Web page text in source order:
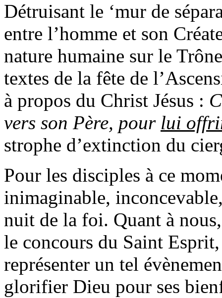
Détruisant le ‘mur de
entre l’homme et son
nature humaine sur le
textes de la fête de
à propos du Christ Jésus :
vers son Père, pour lui
strophe d’extinction du
Pour les disciples à ce
inimaginable,
nuit de la foi. Quant à
le concours du Saint
représenter un tel
glorifier Dieu pour ses